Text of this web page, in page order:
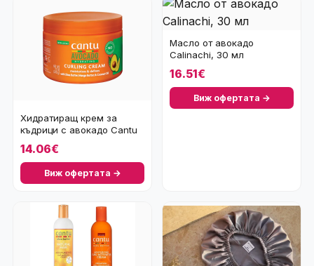
Хидратиращ крем за
къдрици с авокадо Cantu
14.06€
Виж офертата →
Масло от авокадо
Calinachi, 30 мл
16.51€
Виж офертата →